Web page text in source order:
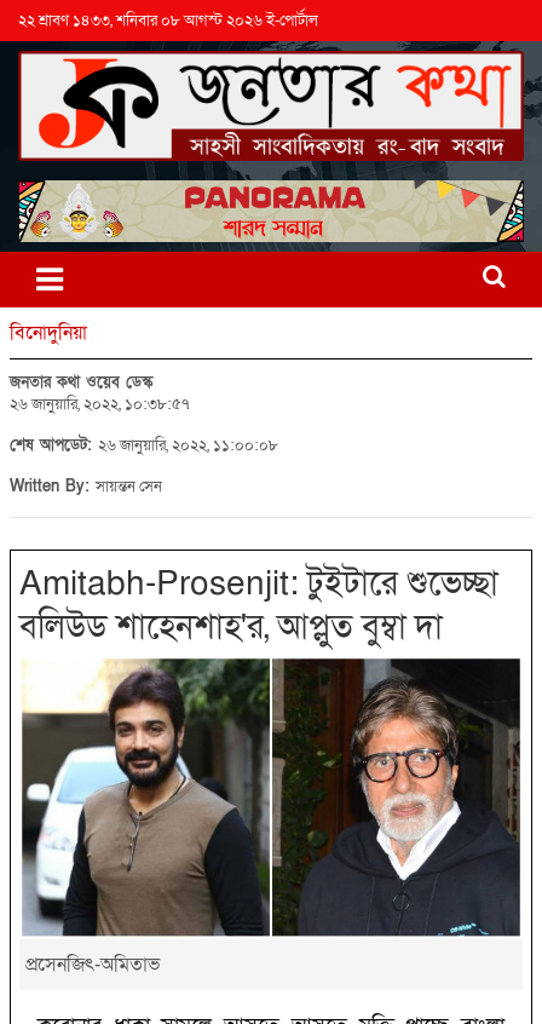
২২ শ্রাবণ ১৪৩৩, শনিবার ০৮ আগস্ট ২০২৬ ই-পোর্টাল
বিনোদুনিয়া
জনতার কথা ওয়েব ডেস্ক
২৬ জানুয়ারি, ২০২২, ১০:৩৮:৫৭
শেষ আপডেট: ২৬ জানুয়ারি, ২০২২, ১১:০০:০৮
Written By:সায়ন্তন সেন
Amitabh-Prosenjit: টুইটারে শুভেচ্ছা
বলিউড শাহেনশাহ'র, আপ্লুত বুম্বা দা
প্রসেনজিৎ-অমিতাভ